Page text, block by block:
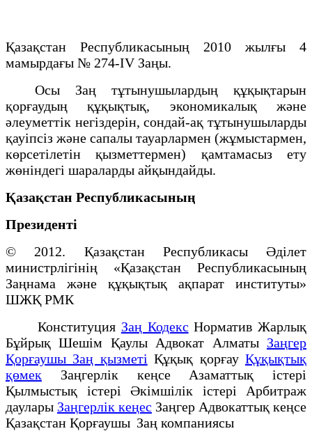
Қазақстан Республикасының 2010 жылғы 4
мамырдағы № 274-IV Заңы.
Осы Заң тұтынушылардың құқықтарын
қорғаудың құқықтық, экономикалық және
әлеуметтік негіздерін, сондай-ақ тұтынушыларды
қауіпсіз және сапалы тауарлармен (жұмыстармен,
көрсетілетін қызметтермен) қамтамасыз ету
жөніндегі шараларды айқындайды.
Қазақстан Республикасының
Президенті
© 2012. Қазақстан Республикасы Әділет
министрлігінің «Қазақстан Республикасының
Заңнама және құқықтық ақпарат институты»
ШЖҚ РМК
Конституция Заң Кодекс Норматив Жарлық
Бұйрық Шешім Қаулы Адвокат Алматы Заңгер
Қорғаушы Заң қызметі Құқық қорғауҚұқықтық
қөмек Заңгерлік кеңсе Азаматтық істері
Қылмыстық істері Әкімшілік істері Арбитраж
даулары Заңгерлік кеңес Заңгер Адвокаттық кеңсе
Қазақстан Қорғаушы Заң компаниясы